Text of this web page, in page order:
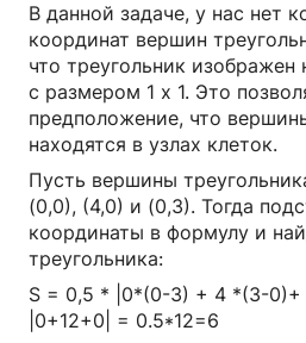
В данной задаче, у нас нет
координат вершин
что треугольник изображен
с размером 1 х 1. Это
предположение, что
находятся в узлах клеток.
Пусть вершины
(0,0), (4,0) и (0,3). Тогда
координаты в формулу и
треугольника:
S = 0,5 * |0*(0-3) + 4 *(3-
|0+12+0| = 0.5*12=6